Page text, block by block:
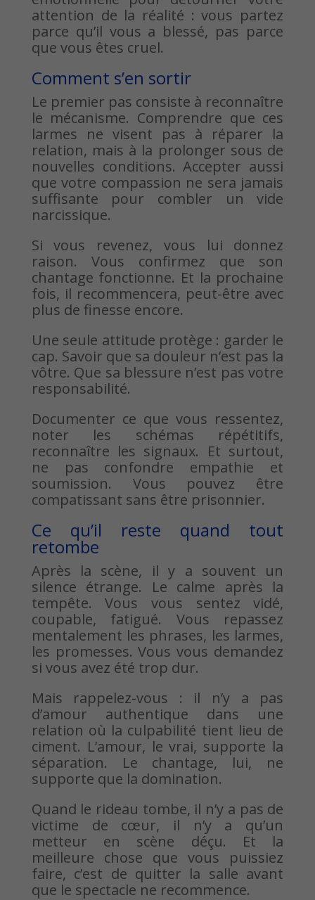
attention de la réalité : vous partez
parce qu’il vous a blessé, pas parce
que vous êtes cruel.
Comment s’en sortir
Le premier pas consiste à reconnaître
le mécanisme. Comprendre que ces
larmes ne visent pas à réparer la
relation, mais à la prolonger sous de
nouvelles conditions. Accepter aussi
que votre compassion ne sera jamais
suffisante pour combler un vide
narcissique.
Si vous revenez, vous lui donnez
raison. Vous confirmez que son
chantage fonctionne. Et la prochaine
fois, il recommencera, peut-être avec
plus de finesse encore.
Une seule attitude protège : garder le
cap. Savoir que sa douleur n’est pas la
vôtre. Que sa blessure n’est pas votre
responsabilité.
Documenter ce que vous ressentez,
noter les schémas répétitifs,
reconnaître les signaux. Et surtout,
ne pas confondre empathie et
soumission. Vous pouvez être
compatissant sans être prisonnier.
Ce qu’il reste quand tout
retombe
Après la scène, il y a souvent un
silence étrange. Le calme après la
tempête. Vous vous sentez vidé,
coupable, fatigué. Vous repassez
mentalement les phrases, les larmes,
les promesses. Vous vous demandez
si vous avez été trop dur.
Mais rappelez-vous : il n’y a pas
d’amour authentique dans une
relation où la culpabilité tient lieu de
ciment. L’amour, le vrai, supporte la
séparation. Le chantage, lui, ne
supporte que la domination.
Quand le rideau tombe, il n’y a pas de
victime de cœur, il n’y a qu’un
metteur en scène déçu. Et la
meilleure chose que vous puissiez
faire, c’est de quitter la salle avant
que le spectacle ne recommence.